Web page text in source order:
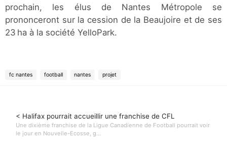
prochain, les élus de Nantes Métropole se
prononceront sur la cession de la Beaujoire et de ses
23 ha à la société YelloPark.
fc nantes football nantes projet
< Halifax pourrait accueillir une franchise de CFL
Une dixième franchise de la Ligue Canadienne de Football pourrait voir
le jour en Nouvelle-Ecosse, g...